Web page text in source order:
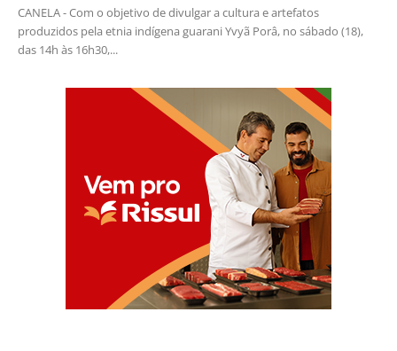
CANELA - Com o objetivo de divulgar a cultura e artefatos
produzidos pela etnia indígena guarani Yvyã Porâ, no sábado (18),
das 14h às 16h30,...